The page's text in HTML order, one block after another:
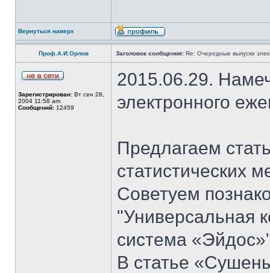
Вернуться наверх
Проф.А.И.Орлов Заголовок сообщения: Re: Очередные выпуски
Зарегистрирован: Вт сен 28,
2004 11:58 am
Сообщений: 12459
2015.06.29.
электронного
Предлагаем
статистических
Советуем
"Универсальная
система
В статье